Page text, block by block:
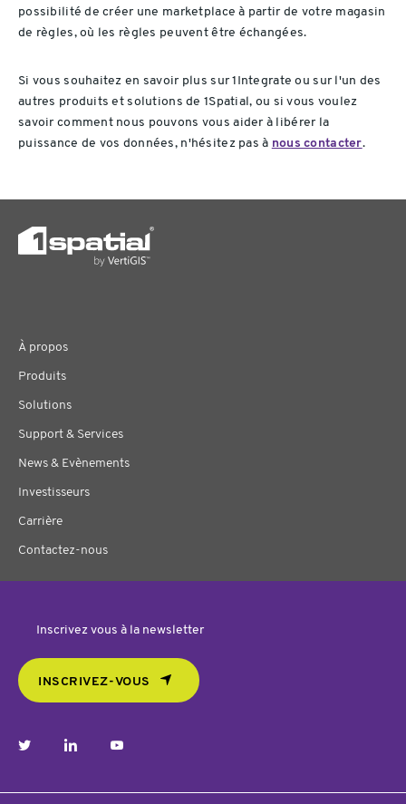
possibilité de créer une marketplace à partir de votre magasin
de règles, où les règles peuvent être échangées.
Si vous souhaitez en savoir plus sur 1Integrate ou sur l'un des
autres produits et solutions de 1Spatial, ou si vous voulez
savoir comment nous pouvons vous aider à libérer la
puissance de vos données, n'hésitez pas à nous contacter.
À propos
Produits
Solutions
Support & Services
News & Evènements
Investisseurs
Carrière
Contactez-nous
Inscrivez vous à la newsletter
INSCRIVEZ-VOUS